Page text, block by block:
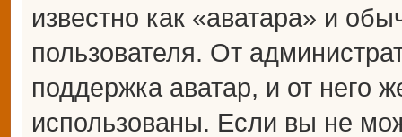
известно как «аватара» и
пользователя. От
поддержка аватар, и от него
использованы. Если вы не